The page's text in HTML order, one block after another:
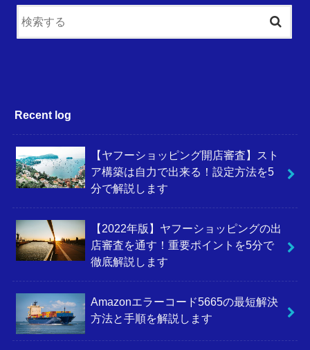
Recent log
【ヤフーショッピング開店審査】スト
ア構築は自力で出来る！設定方法を5
分で解説します
【2022年版】ヤフーショッピングの出
店審査を通す！重要ポイントを5分で
徹底解説します
Amazonエラーコード5665の最短解決
方法と手順を解説します